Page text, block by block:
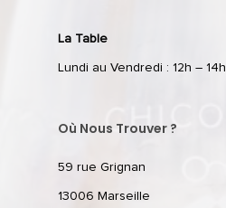
La Table
Lundi au Vendredi : 12h – 14h
Où Nous Trouver ?
59 rue Grignan
13006 Marseille